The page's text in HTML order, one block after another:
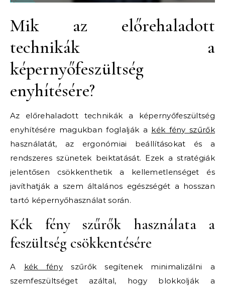
Mik az előrehaladott
technikák a
képernyőfeszültség
enyhítésére?
Az előrehaladott technikák a képernyőfeszültség
enyhítésére magukban foglalják a kék fény szűrők
használatát, az ergonómiai beállításokat és a
rendszeres szünetek beiktatását. Ezek a stratégiák
jelentősen csökkenthetik a kellemetlenséget és
javíthatják a szem általános egészségét a hosszan
tartó képernyőhasználat során.
Kék fény szűrők használata a
feszültség csökkentésére
A kék fény szűrők segítenek minimalizálni a
szemfeszültséget azáltal, hogy blokkolják a